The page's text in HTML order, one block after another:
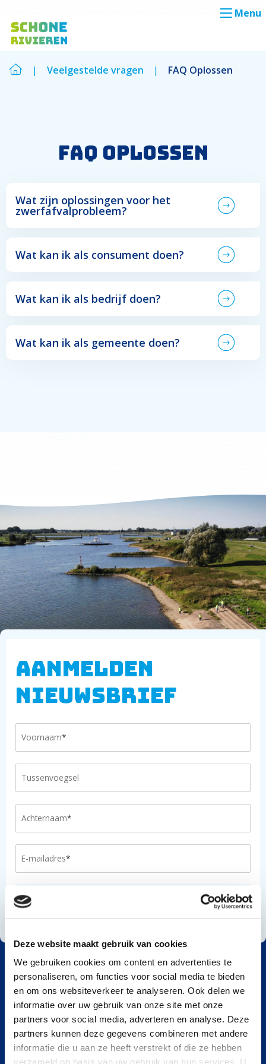
Deze website maakt gebruik van cookies
We gebruiken cookies om content en advertenties te
personaliseren, om functies voor social media te bieden
en om ons websiteverkeer te analyseren. Ook delen we
informatie over uw gebruik van onze site met onze
partners voor social media, adverteren en analyse. Deze
partners kunnen deze gegevens combineren met andere
informatie die u aan ze heeft verstrekt of die ze hebben
verzameld op basis van uw gebruik van hun services. U
Menu
| Veelgestelde vragen | FAQ Oplossen
FAQ Oplossen
Wat zijn oplossingen voor het
zwerfafvalprobleem?
Wat kan ik als consument doen?
Wat kan ik als bedrijf doen?
Wat kan ik als gemeente doen?
Over ons
Schone Rivieren is een programma van IVN
Natuureducatie, dat in 2017 werd geïnitieerd in
samenwerking met Plastic Soup Foundation en Stichting